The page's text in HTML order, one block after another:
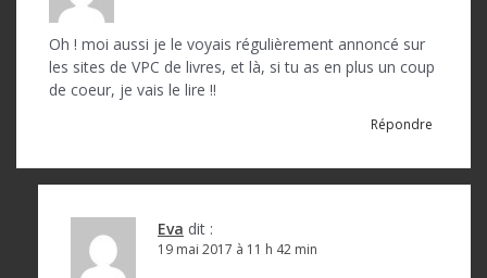
’
Oh ! moi aussi je le voyais régulièrement annoncé sur
les sites de VPC de livres, et là, si tu as en plus un coup
de coeur, je vais le lire !!
Répondre
Eva dit :
19 mai 2017 à 11 h 42 min